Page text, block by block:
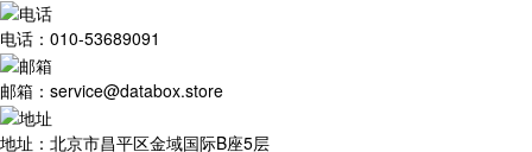
电话：010-53689091
邮箱：service@databox.store
地址：北京市昌平区金域国际B座5层